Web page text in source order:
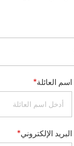
اسم العائلة*
البريد الإلكتروني*